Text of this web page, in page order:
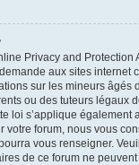
Privacy and Protection
aux sites internet
sur les mineurs âgés
ou des tuteurs légaux
loi s’applique également
votre forum, nous vous
vous renseigner.
de ce forum ne